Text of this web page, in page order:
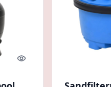
Quick look